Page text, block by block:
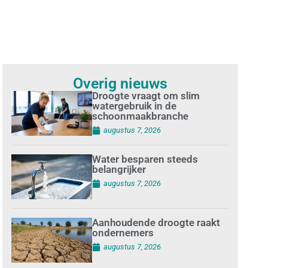
Overig nieuws
Droogte vraagt om slim
watergebruik in de
schoonmaakbranche
augustus 7, 2026
Water besparen steeds
belangrijker
augustus 7, 2026
Aanhoudende droogte raakt
ondernemers
augustus 7, 2026